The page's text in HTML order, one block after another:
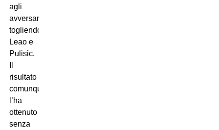
agli
avversari
togliendo
Leao e
Pulisic.
risultato
comunque
l’ha
ottenuto
senza